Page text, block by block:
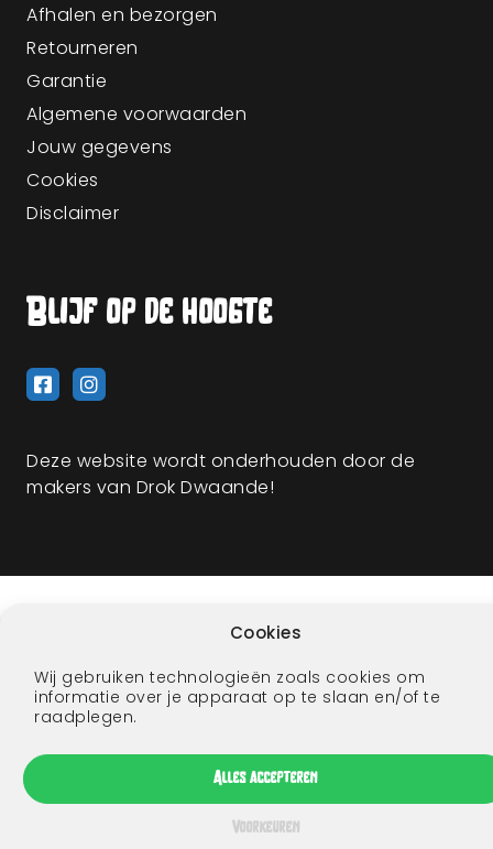
Cookies
Wij gebruiken technologieën zoals cookies om
informatie over je apparaat op te slaan en/of te
raadplegen.
Alles accepteren
Voorkeuren
Afhalen en bezorgen
Retourneren
Garantie
Algemene voorwaarden
Jouw gegevens
Cookies
Disclaimer
Blijf op de hoogte
Deze website wordt onderhouden door de
makers van Drok Dwaande!